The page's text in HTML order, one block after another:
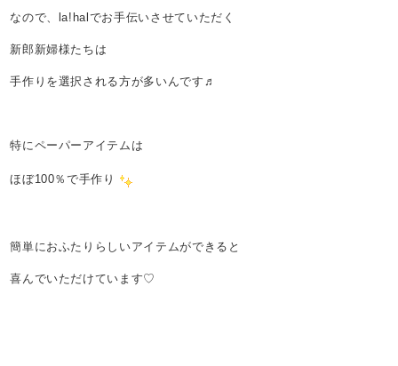
なので、la!halでお手伝いさせていただく
新郎新婦様たちは
手作りを選択される方が多いんです♬
特にペーパーアイテムは
ほぼ100％で手作り
簡単におふたりらしいアイテムができると
喜んでいただけています♡